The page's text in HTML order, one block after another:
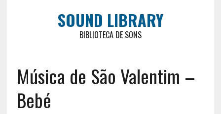
SOUND LIBRARY
BIBLIOTECA DE SONS
Música de São Valentim –
Bebé